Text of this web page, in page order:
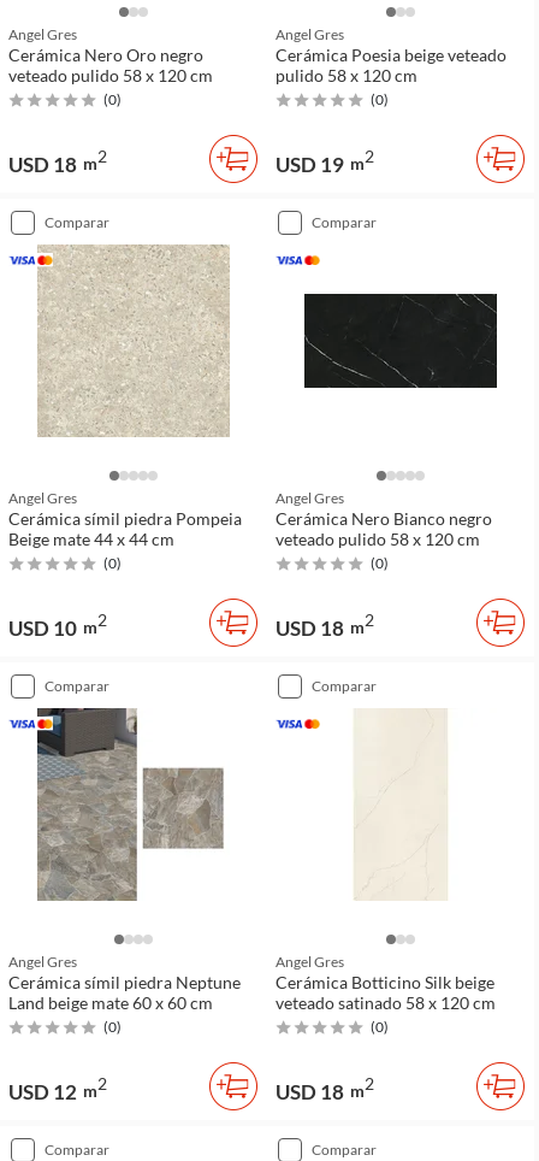
Angel Gres
Cerámica Nero Oro negro
veteado pulido 58 x 120 cm
(0)
USD 18 m2
Angel Gres
Cerámica Poesia beige veteado
pulido 58 x 120 cm
(0)
USD 19 m2
comparar
Angel Gres
Cerámica símil piedra Pompeia
Beige mate 44 x 44 cm
(0)
USD 10 m2
comparar
Angel Gres
Cerámica Nero Bianco negro
veteado pulido 58 x 120 cm
(0)
USD 18 m2
comparar
Angel Gres
Cerámica símil piedra Neptune
Land beige mate 60 x 60 cm
(0)
USD 12 m2
comparar
Angel Gres
Cerámica Botticino Silk beige
veteado satinado 58 x 120 cm
(0)
USD 18 m2
comparar comparar